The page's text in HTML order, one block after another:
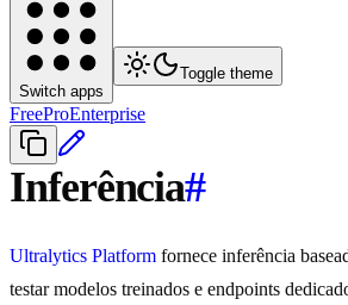
Switch apps
Toggle theme
FreeProEnterprise
Inferência#
Ultralytics Platform fornece inferência
testar modelos treinados e endpoints